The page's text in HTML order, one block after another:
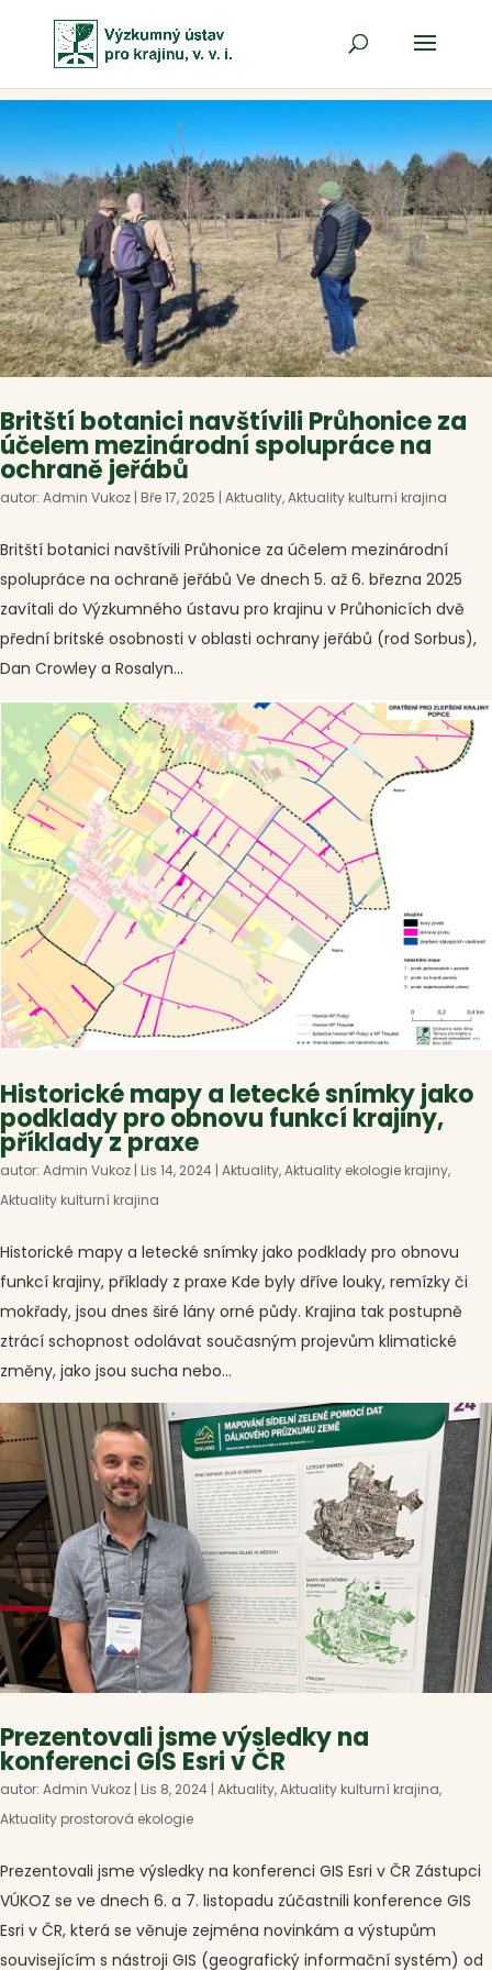
Britští botanici navštívili Průhonice za
účelem mezinárodní spolupráce na
ochraně jeřábů
autor: Admin Vukoz | Bře 17, 2025 | Aktuality,Aktuality kulturní krajina
Britští botanici navštívili Průhonice za účelem mezinárodní
spolupráce na ochraně jeřábů Ve dnech 5. až 6. března 2025
zavítali do Výzkumného ústavu pro krajinu v Průhonicích dvě
přední britské osobnosti v oblasti ochrany jeřábů (rod Sorbus),
Dan Crowley a Rosalyn...
Historické mapy a letecké snímky jako
podklady pro obnovu funkcí krajiny,
příklady z praxe
autor: Admin Vukoz | Lis 14, 2024 | Aktuality,Aktuality ekologie krajiny,
Aktuality kulturní krajina
Historické mapy a letecké snímky jako podklady pro obnovu
funkcí krajiny, příklady z praxe Kde byly dříve louky, remízky či
mokřady, jsou dnes širé lány orné půdy. Krajina tak postupně
ztrácí schopnost odolávat současným projevům klimatické
změny, jako jsou sucha nebo...
Prezentovali jsme výsledky na
konferenci GIS Esri v ČR
autor: Admin Vukoz | Lis 8, 2024 | Aktuality,Aktuality kulturní krajina,
Aktuality prostorová ekologie
Prezentovali jsme výsledky na konferenci GIS Esri v ČR Zástupci
VÚKOZ se ve dnech 6. a 7. listopadu zúčastnili konference GIS
Esri v ČR, která se věnuje zejména novinkám a výstupům
souvisejícím s nástroji GIS (geografický informační systém) od